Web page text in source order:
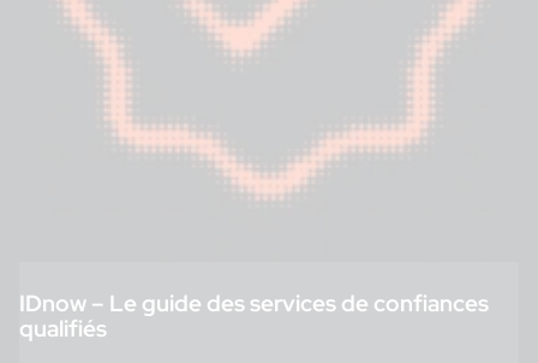
IDnow – Le guide des services de confiances
qualifiés